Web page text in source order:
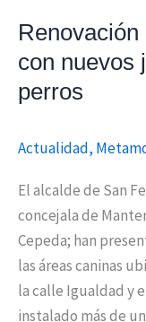
con nuevos
perros
Actualidad,
El alcalde de San
concejala de
Cepeda; han
las áreas caninas
la calle Igualdad y
instalado más de
perros